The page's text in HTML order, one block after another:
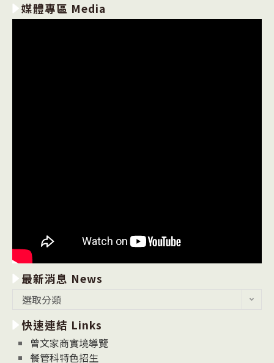
媒體專區 Media
最新消息 News
消
息
News
選取分類
快速連結 Links
曾文家商實境導覽
餐管科特色招生